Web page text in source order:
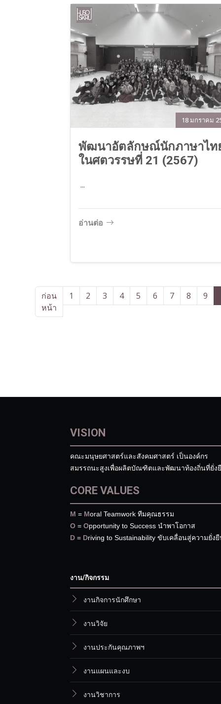
18 มกราคม
พัฒนาอัตลักษณ์นักภาษาไท
ในศตวรรษที่ 21 (2567)
...
อ่านต่อ
ก่อน
หน้า
1 2 3 4 5 6 7 8 9
VISION
คณะมนุษยศาสตร์และสังคมศาสตร์ เป็นองค์กร
สมรรถนะสูงเพื่อผลิตบัณฑิตและพัฒนาท้องถิ่นที่ยั่ง
CORE VALUES
M = Moral Teamwork ทีมคุณธรรม
O = Opportunity to Success นำพาโอกาส
D = Driving to Sustainability ขับเคลื่อนสู่ความยั่ง
งาน/กิจกรรม
งานกิจการนักศึกษา
งานวิจัย
งานประกันคุณภาพฯ
งานแผนและงบ
งานวิชาการ